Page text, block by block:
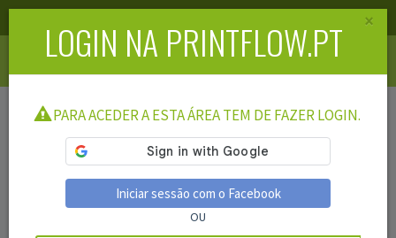
×
LOGIN NA PRINTFLOW.PT
PARA ACEDER A ESTA ÁREA TEM DE FAZER LOGIN.
Iniciar sessão com o Facebook
OU